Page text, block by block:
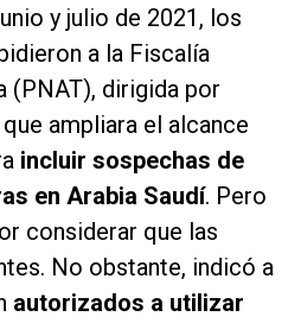
y julio de 2021, los
a la Fiscalía
(PNAT), dirigida por
ampliara el alcance
incluir sospechas de
en Arabia Saudí. Pero
considerar que las
No obstante, indicó a
autorizados a utilizar